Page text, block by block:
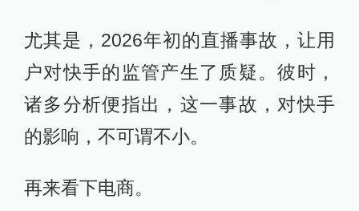
尤其是，2026年初的直播事故，让用
户对快手的监管产生了质疑。彼时，
诸多分析便指出，这一事故，对快手
的影响，不可谓不小。
再来看下电商。